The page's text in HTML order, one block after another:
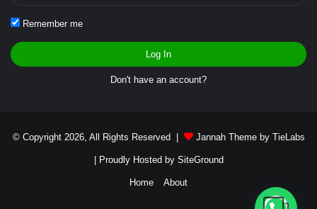
Remember me
Log In
Don't have an account?
© Copyright 2026, All Rights Reserved | Jannah Theme by TieLabs
| Proudly Hosted by SiteGround
Home About